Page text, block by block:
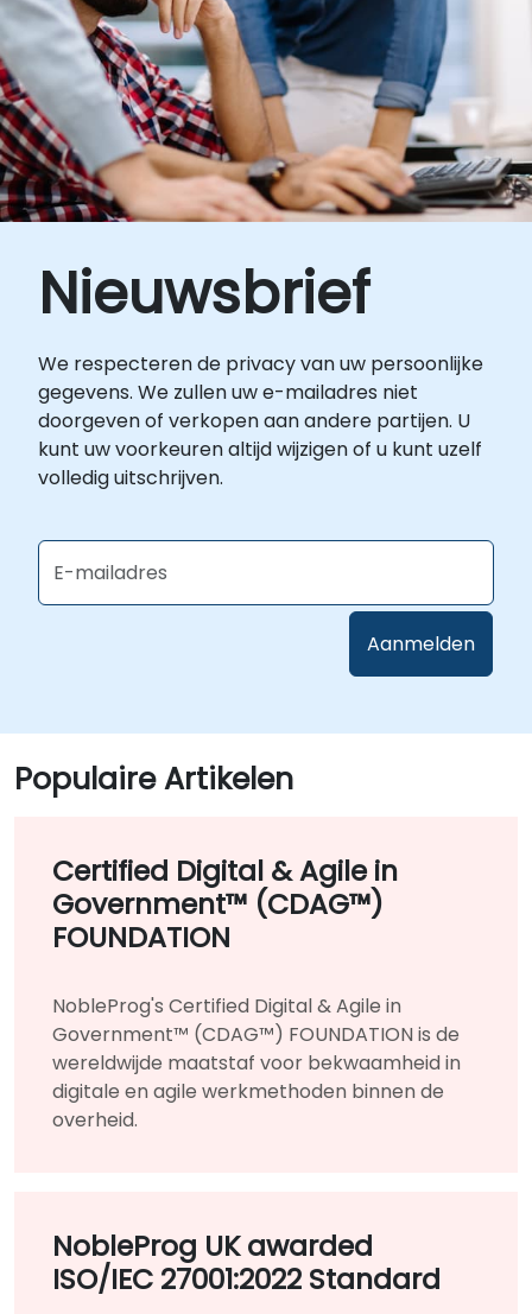
van de cursus Een combinatie van theorie,
discussie, oefeningen en uitgebreide
praktijkactiviteiten. Opmerkingen
Gedurende de training kunnen diverse
Docker-afbeeldingen worden gebruikt voor
demonstraties (zoals Nginx, MongoDB en
Tomcat). Indien u specifieke afbeeldingen of
andere aanpassingen wenst, neem dan
cursus, neem dan contact met ons op voor
verdere afspraken.
Nieuwsbrief
We respecteren de privacy van uw persoonlijke
gegevens. We zullen uw e-mailadres niet
doorgeven of verkopen aan andere partijen. U
kunt uw voorkeuren altijd wijzigen of u kunt uzelf
volledig uitschrijven.
Populaire Artikelen
Certified Digital & Agile in
Government™ (CDAG™)
FOUNDATION
NobleProg's Certified Digital & Agile in
Government™ (CDAG™) FOUNDATION is de
wereldwijde maatstaf voor bekwaamheid in
digitale en agile werkmethoden binnen de
overheid.
NobleProg UK awarded
ISO/IEC 27001:2022 Standard